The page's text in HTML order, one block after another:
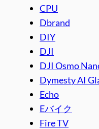
CPU
Dbrand
DIY
DJI
DJI Osmo
Dymesty AI
Echo
Eバイク
Fire TV